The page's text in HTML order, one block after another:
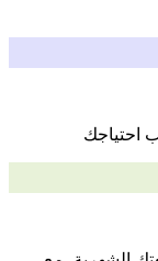
احتياجك